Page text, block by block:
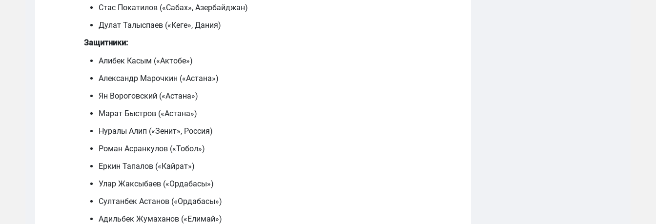
Стас Покатилов («Сабах», Азербайджан)
Дулат Талыспаев («Кеге», Дания)
Защитники:
Алибек Касым («Актобе»)
Александр Марочкин («Астана»)
Ян Вороговский («Астана»)
Марат Быстров («Астана»)
Нуралы Алип («Зенит», Россия)
Роман Асранкулов («Тобол»)
Еркин Тапалов («Кайрат»)
Улар Жаксыбаев («Ордабасы»)
Султанбек Астанов («Ордабасы»)
Адильбек Жумаханов («Елимай»)